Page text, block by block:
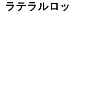
テラルロッ